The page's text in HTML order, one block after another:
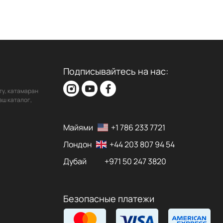
катамаран
каталог,
Подписывайтесь на нас:
Майями
+1 786 233 7721
Лондон
+44 203 807 94 54
Дубай
+971 50 247 3820
Безопасные платежи